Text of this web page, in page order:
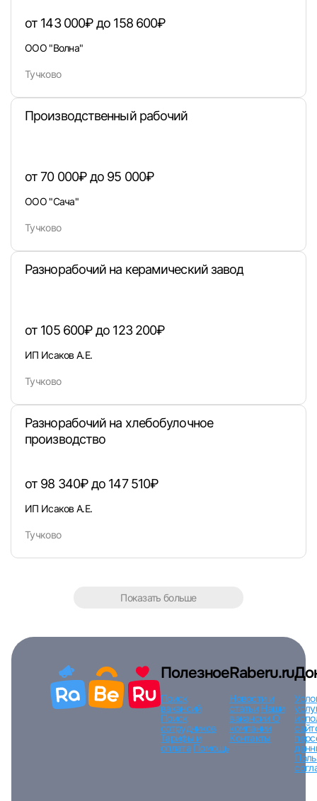
вакансии с контактами и оставлять отклики
или любым удобным способом
Вход по коду
от 143 000₽ до 158 600₽
ООО "Волна"
Тучково
Производственный рабочий
от 70 000₽ до 95 000₽
ООО "Сача"
Тучково
Разнорабочий на керамический завод
от 105 600₽ до 123 200₽
ИП Исаков А.Е.
Тучково
Разнорабочий на хлебобулочное
производство
от 98 340₽ до 147 510₽
ИП Исаков А.Е.
Тучково
Показать больше
Полезное
Поиск
вакансий
Поиск
сотрудников
Тарифы и
оплата Помощь
Raberu.ru
Новости и
статьи Наши
вакансииО
компании
Контакты